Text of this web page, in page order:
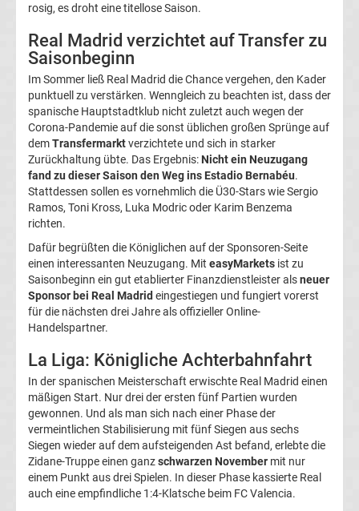
Liga
Serie
A
Türk.
Süper
Lig
Internat.
UEFA
Youth
League
rosig, es droht eine titellose Saison.
Real Madrid verzichtet auf Transfer zu
Saisonbeginn
Im Sommer ließ Real Madrid die Chance vergehen, den Kader
punktuell zu verstärken. Wenngleich zu beachten ist, dass der
spanische Hauptstadtklub nicht zuletzt auch wegen der
Corona-Pandemie auf die sonst üblichen großen Sprünge auf
demTransfermarktverzichtete und sich in starker
Zurückhaltung übte. Das Ergebnis: Nicht ein Neuzugang
fand zu dieser Saison den Weg ins Estadio Bernabéu.
Stattdessen sollen es vornehmlich die Ü30-Stars wie Sergio
Ramos, Toni Kross, Luka Modric oder Karim Benzema
richten.
Dafür begrüßten die Königlichen auf der Sponsoren-Seite
einen interessanten Neuzugang. Mit easyMarkets ist zu
Saisonbeginn ein gut etablierter Finanzdienstleister alsneuer
Sponsor bei Real Madrid eingestiegen und fungiert vorerst
für die nächsten drei Jahre als offizieller Online-
Handelspartner.
La Liga: Königliche Achterbahnfahrt
In der spanischen Meisterschaft erwischte Real Madrid einen
mäßigen Start. Nur drei der ersten fünf Partien wurden
gewonnen. Und als man sich nach einer Phase der
vermeintlichen Stabilisierung mit fünf Siegen aus sechs
Siegen wieder auf dem aufsteigenden Ast befand, erlebte die
Zidane-Truppe einen ganzschwarzen November mit nur
einem Punkt aus drei Spielen. In dieser Phase kassierte Real
auch eine empfindliche 1:4-Klatsche beim FC Valencia.